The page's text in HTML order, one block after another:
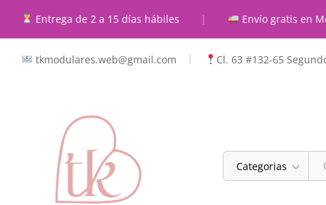
Entrega de 2 a 15 días hábiles | Envío gratis en
tkmodulares.web@gmail.com Cl. 63 #132-65
Categorias
Descripcion Caracteristicas